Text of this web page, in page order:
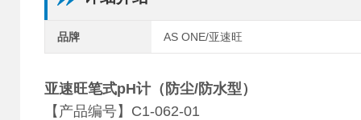
品牌 AS ONE/亚速旺
亚速旺笔式pH计（防尘/防水型）
【产品编号】C1-062-01